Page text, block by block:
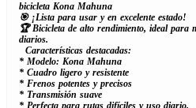
bicicleta Kona Mahuna
🎯 ¡Lista para usar y en excelente estado!
🏆 Bicicleta de alto rendimiento, ideal para
diarios.
Características destacadas:
* Modelo: Kona Mahuna
* Cuadro ligero y resistente
* Frenos potentes y precisos
* Transmisión suave
* Perfecta para rutas difíciles y uso diario.